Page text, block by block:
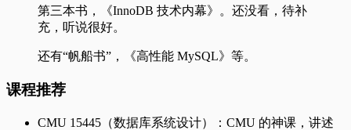
第三本书，《InnoDB 技术内幕》。还没看，待补
充，听说很好。
还有“帆船书”，《高性能 MySQL》等。
课程推荐
CMU 15445（数据库系统设计）：CMU 的神课，讲述